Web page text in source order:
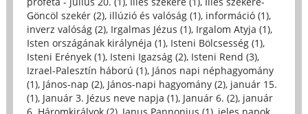
Göncöl szekér (2), illúzió és valóság (1), információ (1),
inverz valóság (2), Irgalmas Jézus (1), Irgalom Atyja (1),
Isten országának királynéja (1), Isteni Bölcsesség (1),
Isteni Erények (1), Isteni Igazság (2), Isteni Rend (3),
Izrael-Palesztín háború (1), János napi néphagyomány
(1), János-nap (2), János-napi hagyomány (2), január 15.
(1), Január 3. Jézus neve napja (1), Január 6. (2), január